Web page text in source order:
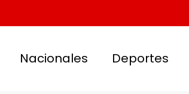
Nacionales Deportes